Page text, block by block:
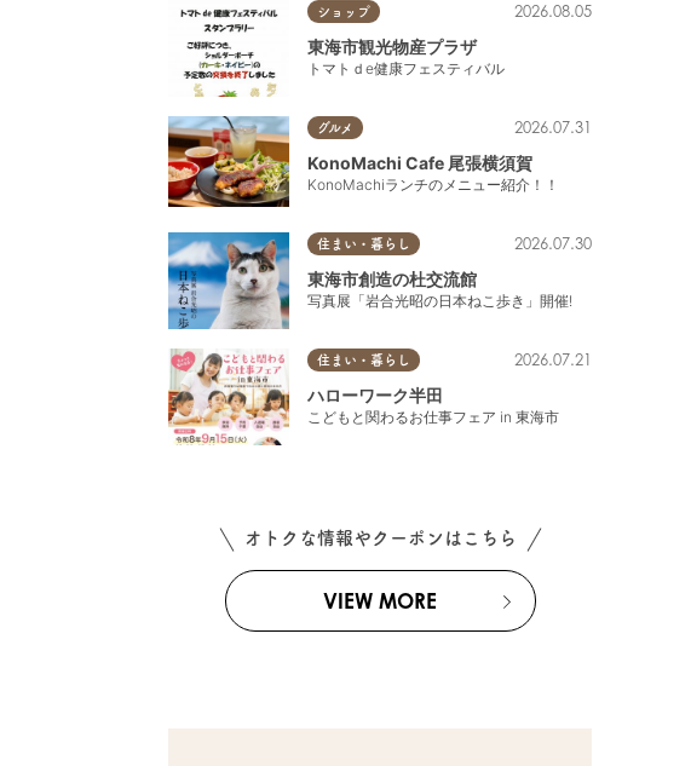
ショップ 2026.08.05
東海市観光物産プラザ
トマトｄe健康フェスティバル
グルメ 2026.07.31
KonoMachi Cafe 尾張横須賀
KonoMachiランチのメニュー紹介！！
住まい・暮らし 2026.07.30
東海市創造の杜交流館
写真展「岩合光昭の日本ねこ歩き」開催!
住まい・暮らし 2026.07.21
ハローワーク半田
こどもと関わるお仕事フェア in 東海市
オトクな情報やクーポンはこちら
VIEW MORE